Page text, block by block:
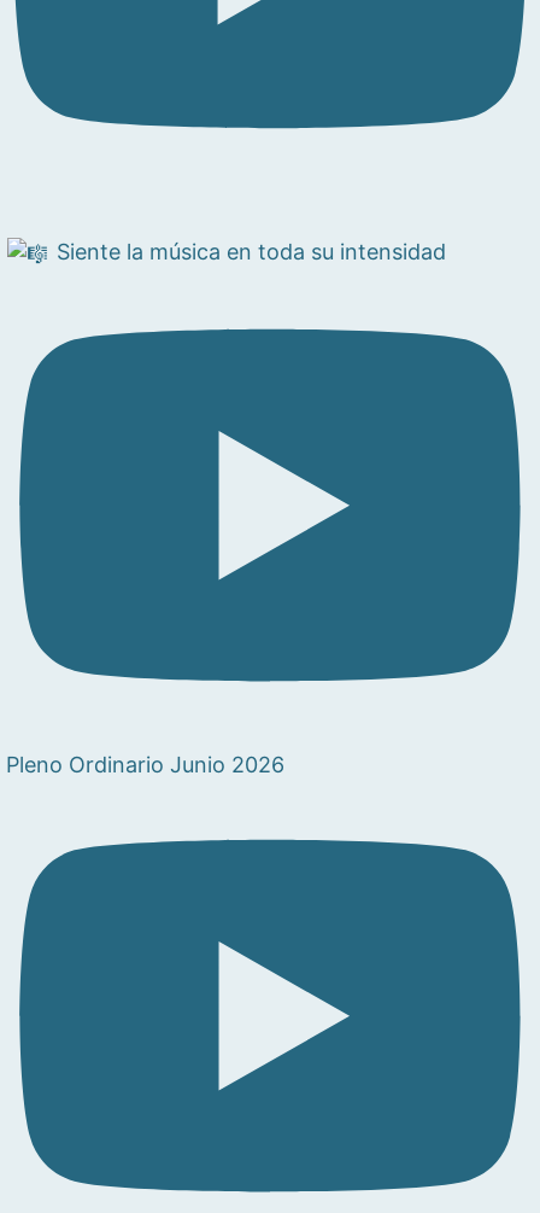
Siente la música en toda su intensidad
Pleno Ordinario Junio 2026